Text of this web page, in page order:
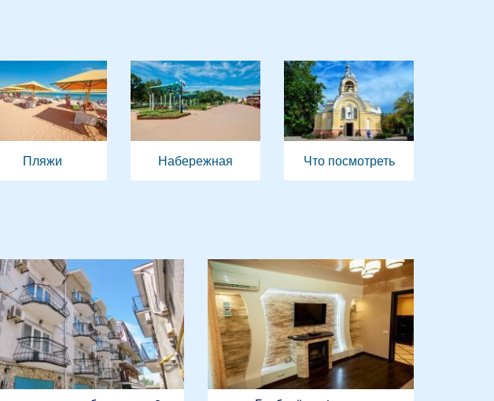
Пляжи Набережная Что посмотреть